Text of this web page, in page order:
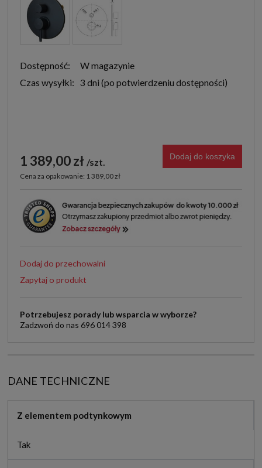
Dostępność:
W magazynie
Czas wysyłki: 3 dni
1 389,00 zł szt.
Cena za opakowanie: 1 389,00 zł
Dodaj do koszyka
Dodaj do przechowalni
Zapytaj o produkt
Potrzebujesz porady lub wsparcia w wyborze?
Zadzwoń do nas 696 014 398
DANE TECHNICZNE
Z elementem podtynkowym
Tak